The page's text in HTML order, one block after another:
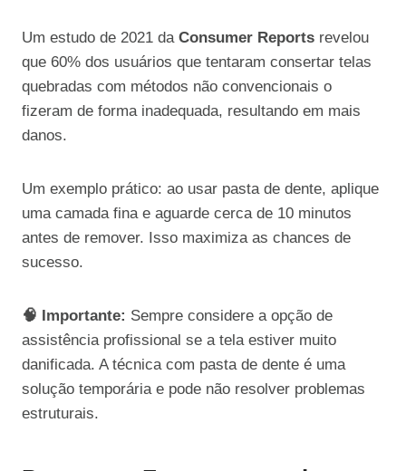
Um estudo de 2021 da Consumer Reports revelou
que 60% dos usuários que tentaram consertar telas
quebradas com métodos não convencionais o
fizeram de forma inadequada, resultando em mais
danos.
Um exemplo prático: ao usar pasta de dente, aplique
uma camada fina e aguarde cerca de 10 minutos
antes de remover. Isso maximiza as chances de
sucesso.
🧠 Importante: Sempre considere a opção de
assistência profissional se a tela estiver muito
danificada. A técnica com pasta de dente é uma
solução temporária e pode não resolver problemas
estruturais.